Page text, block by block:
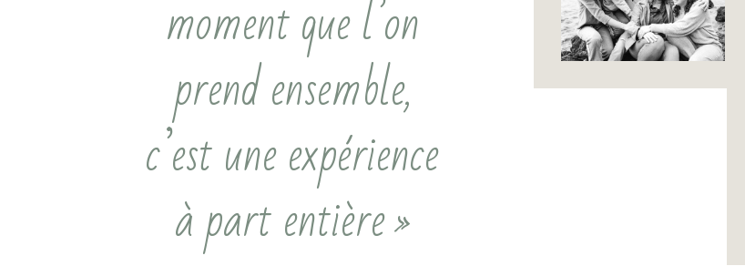
moment que l’on
prend ensemble,
c’est une expérience
à part entière »